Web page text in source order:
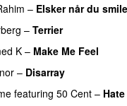
– Elsker når du
– Terrier
K– Make Me Feel
– Disarray
featuring 50 Cent –